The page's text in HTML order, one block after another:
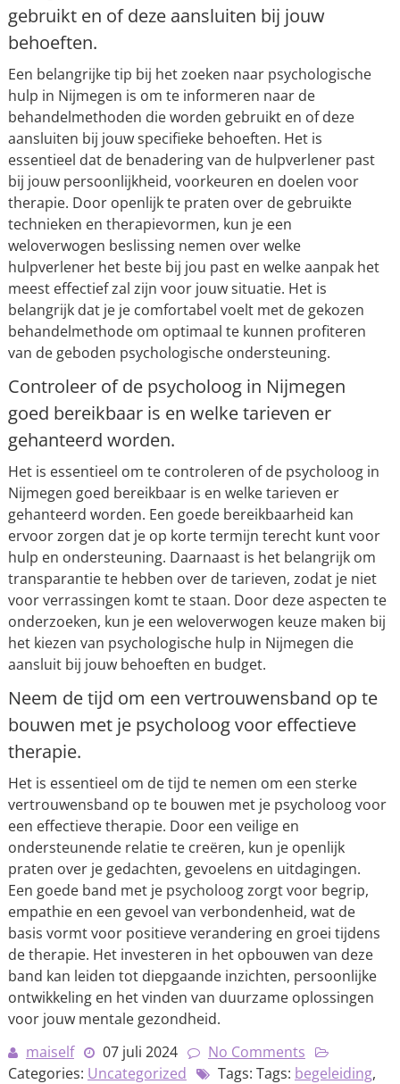
gebruikt en of deze aansluiten bij jouw
behoeften.
Een belangrijke tip bij het zoeken naar psychologische
hulp in Nijmegen is om te informeren naar de
behandelmethoden die worden gebruikt en of deze
aansluiten bij jouw specifieke behoeften. Het is
essentieel dat de benadering van de hulpverlener past
bij jouw persoonlijkheid, voorkeuren en doelen voor
therapie. Door openlijk te praten over de gebruikte
technieken en therapievormen, kun je een
weloverwogen beslissing nemen over welke
hulpverlener het beste bij jou past en welke aanpak het
meest effectief zal zijn voor jouw situatie. Het is
belangrijk dat je je comfortabel voelt met de gekozen
behandelmethode om optimaal te kunnen profiteren
van de geboden psychologische ondersteuning.
Controleer of de psycholoog in Nijmegen
goed bereikbaar is en welke tarieven er
gehanteerd worden.
Het is essentieel om te controleren of de psycholoog in
Nijmegen goed bereikbaar is en welke tarieven er
gehanteerd worden. Een goede bereikbaarheid kan
ervoor zorgen dat je op korte termijn terecht kunt voor
hulp en ondersteuning. Daarnaast is het belangrijk om
transparantie te hebben over de tarieven, zodat je niet
voor verrassingen komt te staan. Door deze aspecten te
onderzoeken, kun je een weloverwogen keuze maken bij
het kiezen van psychologische hulp in Nijmegen die
aansluit bij jouw behoeften en budget.
Neem de tijd om een vertrouwensband op te
bouwen met je psycholoog voor effectieve
therapie.
Het is essentieel om de tijd te nemen om een sterke
vertrouwensband op te bouwen met je psycholoog voor
een effectieve therapie. Door een veilige en
ondersteunende relatie te creëren, kun je openlijk
praten over je gedachten, gevoelens en uitdagingen.
Een goede band met je psycholoog zorgt voor begrip,
empathie en een gevoel van verbondenheid, wat de
basis vormt voor positieve verandering en groei tijdens
de therapie. Het investeren in het opbouwen van deze
band kan leiden tot diepgaande inzichten, persoonlijke
ontwikkeling en het vinden van duurzame oplossingen
voor jouw mentale gezondheid.
maiself
07 juli 2024
No Comments
Categories: Uncategorized Tags: Tags: begeleiding,